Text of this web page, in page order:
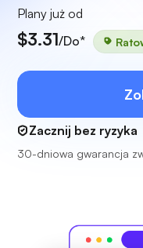
Plany już od
$3.31/Do*
Zacznij bez ryzyka
30-dniowa gwarancja